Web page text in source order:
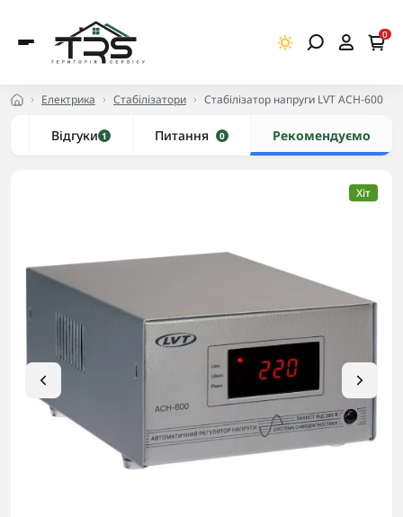
0
Електрика Стабілізатори Стабілізатор напруги LVT АCH-600
Відгуки 1 Питання 0 Рекомендуємо
Хіт